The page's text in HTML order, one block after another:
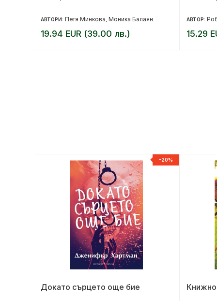
АВТОРИ: Петя Минкова Моника Балаян
19.94 EUR (39.00 лв.)
АВТОР:
15.29
-20%
Докато сърцето още бие Книжно